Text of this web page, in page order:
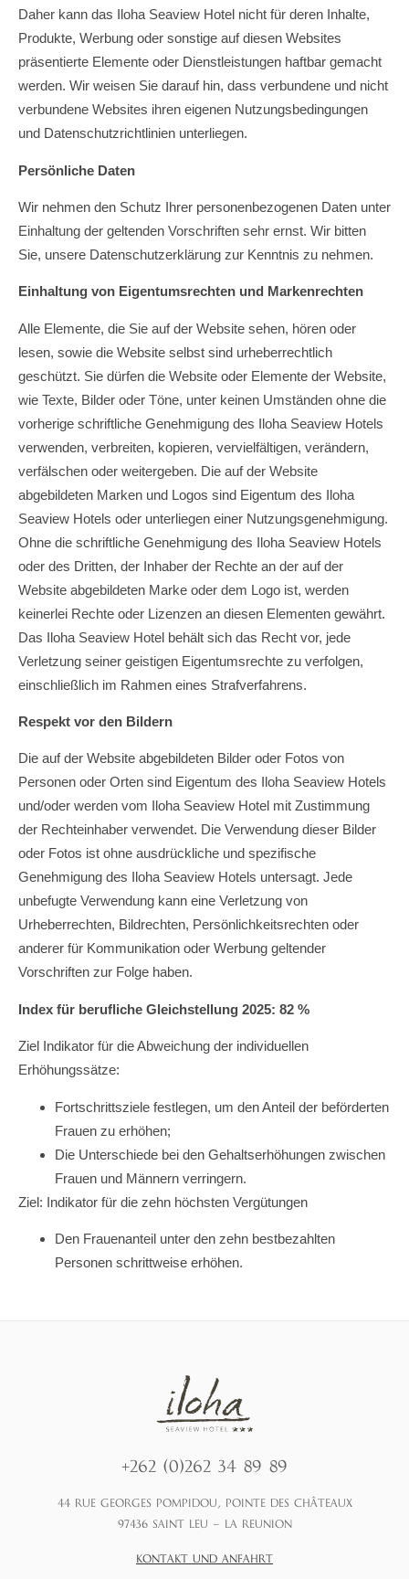
Daher kann das Iloha Seaview Hotel nicht für deren Inhalte,
Produkte, Werbung oder sonstige auf diesen Websites
präsentierte Elemente oder Dienstleistungen haftbar gemacht
werden. Wir weisen Sie darauf hin, dass verbundene und nicht
verbundene Websites ihren eigenen Nutzungsbedingungen
und Datenschutzrichtlinien unterliegen.
Persönliche Daten
Wir nehmen den Schutz Ihrer personenbezogenen Daten unter
Einhaltung der geltenden Vorschriften sehr ernst. Wir bitten
Sie, unsere Datenschutzerklärung zur Kenntnis zu nehmen.
Einhaltung von Eigentumsrechten und Markenrechten
Alle Elemente, die Sie auf der Website sehen, hören oder
lesen, sowie die Website selbst sind urheberrechtlich
geschützt. Sie dürfen die Website oder Elemente der Website,
wie Texte, Bilder oder Töne, unter keinen Umständen ohne die
vorherige schriftliche Genehmigung des Iloha Seaview Hotels
verwenden, verbreiten, kopieren, vervielfältigen, verändern,
verfälschen oder weitergeben. Die auf der Website
abgebildeten Marken und Logos sind Eigentum des Iloha
Seaview Hotels oder unterliegen einer Nutzungsgenehmigung.
Ohne die schriftliche Genehmigung des Iloha Seaview Hotels
oder des Dritten, der Inhaber der Rechte an der auf der
Website abgebildeten Marke oder dem Logo ist, werden
keinerlei Rechte oder Lizenzen an diesen Elementen gewährt.
Das Iloha Seaview Hotel behält sich das Recht vor, jede
Verletzung seiner geistigen Eigentumsrechte zu verfolgen,
einschließlich im Rahmen eines Strafverfahrens.
Respekt vor den Bildern
Die auf der Website abgebildeten Bilder oder Fotos von
Personen oder Orten sind Eigentum des Iloha Seaview Hotels
und/oder werden vom Iloha Seaview Hotel mit Zustimmung
der Rechteinhaber verwendet. Die Verwendung dieser Bilder
oder Fotos ist ohne ausdrückliche und spezifische
Genehmigung des Iloha Seaview Hotels untersagt. Jede
unbefugte Verwendung kann eine Verletzung von
Urheberrechten, Bildrechten, Persönlichkeitsrechten oder
anderer für Kommunikation oder Werbung geltender
Vorschriften zur Folge haben.
Index für berufliche Gleichstellung 2025: 82 %
Ziel Indikator für die Abweichung der individuellen
Erhöhungssätze:
Fortschrittsziele festlegen, um den Anteil der beförderten
Frauen zu erhöhen;
Die Unterschiede bei den Gehaltserhöhungen zwischen
Frauen und Männern verringern.
Ziel: Indikator für die zehn höchsten Vergütungen
Den Frauenanteil unter den zehn bestbezahlten
Personen schrittweise erhöhen.
+262 (0)262 34 89 89
44 RUE GEORGES POMPIDOU, POINTE DES CHÂTEAUX
97436 SAINT LEU – LA REUNION
KONTAKT UND ANFAHRT